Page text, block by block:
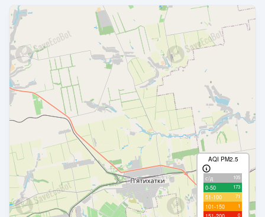
AQI PM2.5
с/д 105
0-50 173
51-100 71
101-150 1
0